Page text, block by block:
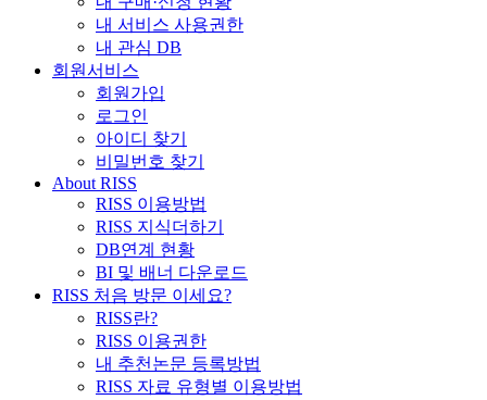
내 서비스 사용권한
내 관심 DB
회원서비스
회원가입
로그인
아이디 찾기
비밀번호 찾기
About RISS
RISS 이용방법
RISS 지식더하기
DB연계 현황
BI 및 배너 다운로드
RISS 처음 방문 이세요?
RISS란?
RISS 이용권한
내 추천논문 등록방법
RISS 자료 유형별 이용방법